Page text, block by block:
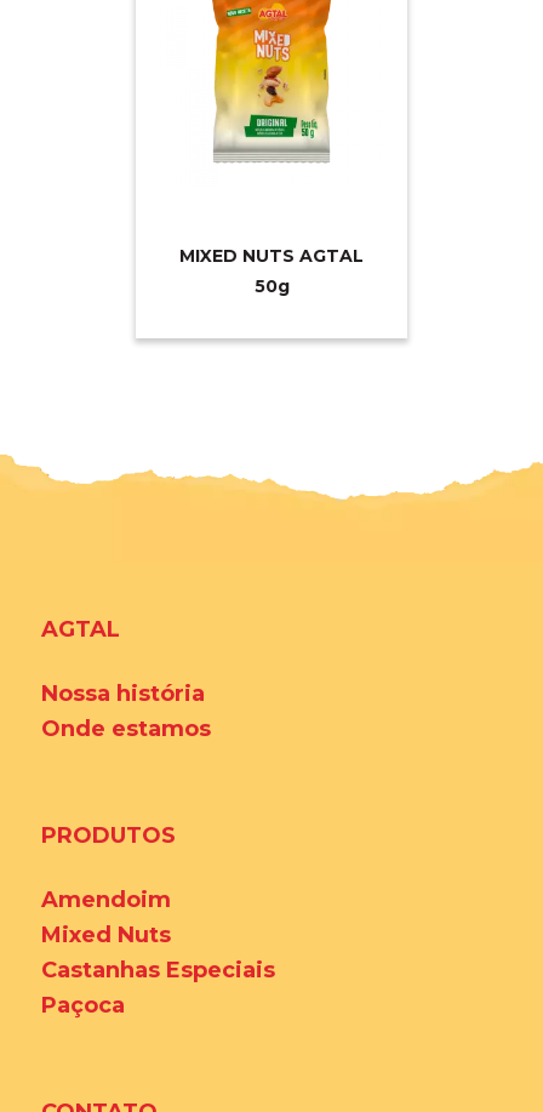
MIXED NUTS AGTAL
50g
AGTAL
Nossa história
Onde estamos
PRODUTOS
Amendoim
Mixed Nuts
Castanhas Especiais
Paçoca